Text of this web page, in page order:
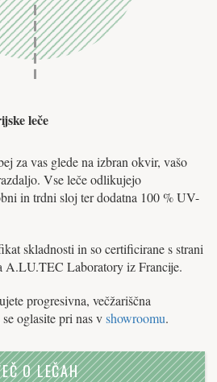
leče
za vas glede na izbran okvir, vašo
Vse leče odlikujejo
in trdni sloj ter dodatna 100 % UV-
skladnosti in so certificirane s strani
A.LU.TEC Laboratory iz Francije.
progresivna, večžariščna
oglasite pri nas vshowroomu.
O LEČAH